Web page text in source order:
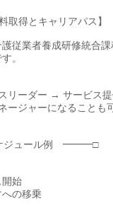
取得とキャリアパス】
従業者養成研修統合
。
リーダー → サービス
ージャーになることも
ュール例 ━━━□
始
への移乗